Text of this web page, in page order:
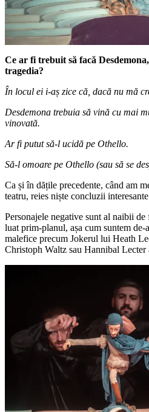
Ce ar fi trebuit să facă
tragedia?
În locul ei i-aș zice că, dacă nu mă
Desdemona trebuia să vină cu mai
vinovată.
Ar fi putut să-l ucidă pe Othello.
Să-l omoare pe Othello (sau să se
Ca și în dățile precedente, când am
teatru, reies niște concluzii
Personajele negative sunt al naibii
luat prim-planul, așa cum suntem
malefice precum Jokerul lui Heath
Christoph Waltz sau Hannibal